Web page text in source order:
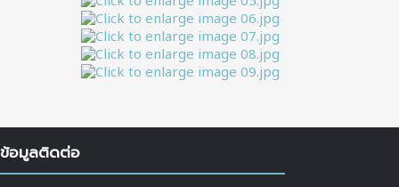
ข้อมูลติดต่อ